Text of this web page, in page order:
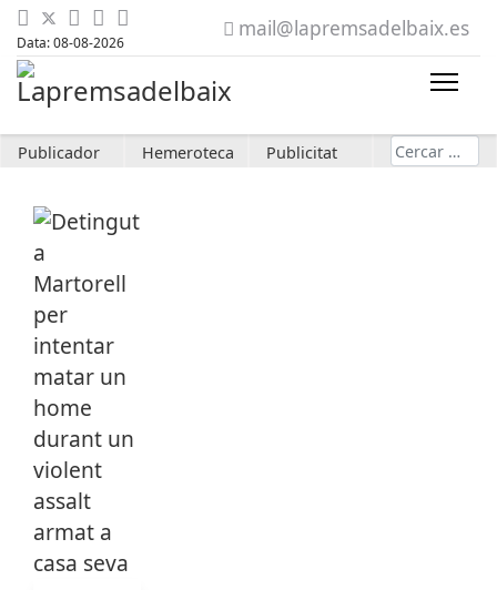
Data: 08-08-2026
mail@lapremsadelbaix.es
Publicador Hemeroteca Publicitat Cerca